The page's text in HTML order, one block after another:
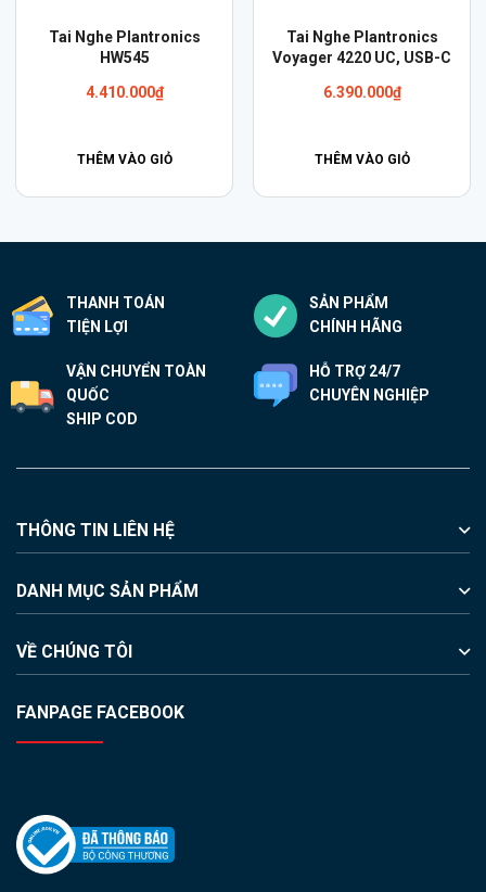
Tai Nghe Plantronics
HW545
4.410.000₫
THÊM VÀO GIỎ
Tai Nghe Plantronics
Voyager 4220 UC, USB-C
6.390.000₫
THÊM VÀO GIỎ
THANH TOÁN
TIỆN LỢI
SẢN PHẨM
CHÍNH HÃNG
VẬN CHUYỂN TOÀN
QUỐC
SHIP COD
HỖ TRỢ 24/7
CHUYÊN NGHIỆP
THÔNG TIN LIÊN HỆ
DANH MỤC SẢN PHẨM
VỀ CHÚNG TÔI
FANPAGE FACEBOOK